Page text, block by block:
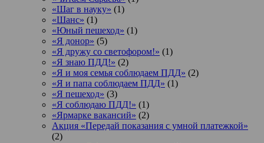
«Шаг в науку» (1)
«Шанс» (1)
«Юный пешеход» (1)
«Я донор» (5)
«Я дружу со светофором!» (1)
«Я знаю ПДД!» (2)
«Я и моя семья соблюдаем ПДД» (2)
«Я и папа соблюдаем ПДД» (1)
«Я пешеход» (3)
«Я соблюдаю ПДД!» (1)
«Ярмарке вакансий» (2)
Акция «Передай показания с умной платежкой»
(2)